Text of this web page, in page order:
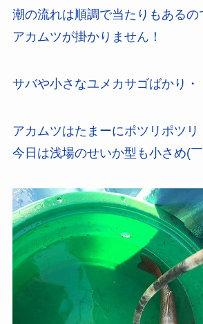
潮の流れは順調で当たりもあるの
アカムツが掛かりません！
サバや小さなユメカサゴばかり・
アカムツはたまーにポツリポツリ
今日は浅場のせいか型も小さめ(